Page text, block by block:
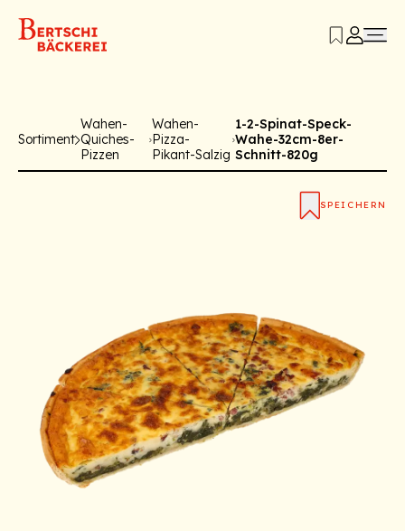
Sortiment
Wahen-
Quiches-
Pizzen
Wahen-
Pizza-
Pikant-Salzig
1-2-Spinat-Speck-
Wahe-32cm-8er-
Schnitt-820g
SPEICHERN